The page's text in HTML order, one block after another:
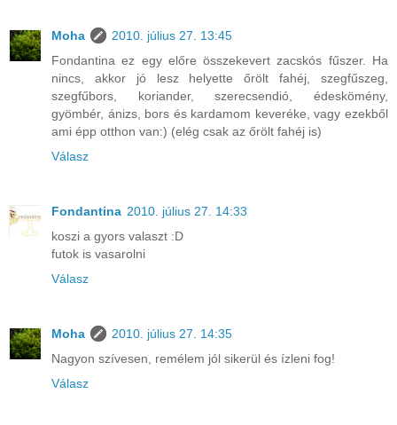
Moha
2010. július 27. 13:45
Fondantina ez egy előre összekevert zacskós fűszer. Ha
nincs, akkor jó lesz helyette őrölt fahéj, szegfűszeg,
szegfűbors, koriander, szerecsendió, édeskömény,
gyömbér, ánizs, bors és kardamom keveréke, vagy ezekből
ami épp otthon van:) (elég csak az őrölt fahéj is)
Válasz
Fondantina 2010. július 27. 14:33
koszi a gyors valaszt :D
futok is vasarolni
Válasz
Moha
2010. július 27. 14:35
Nagyon szívesen, remélem jól sikerül és ízleni fog!
Válasz